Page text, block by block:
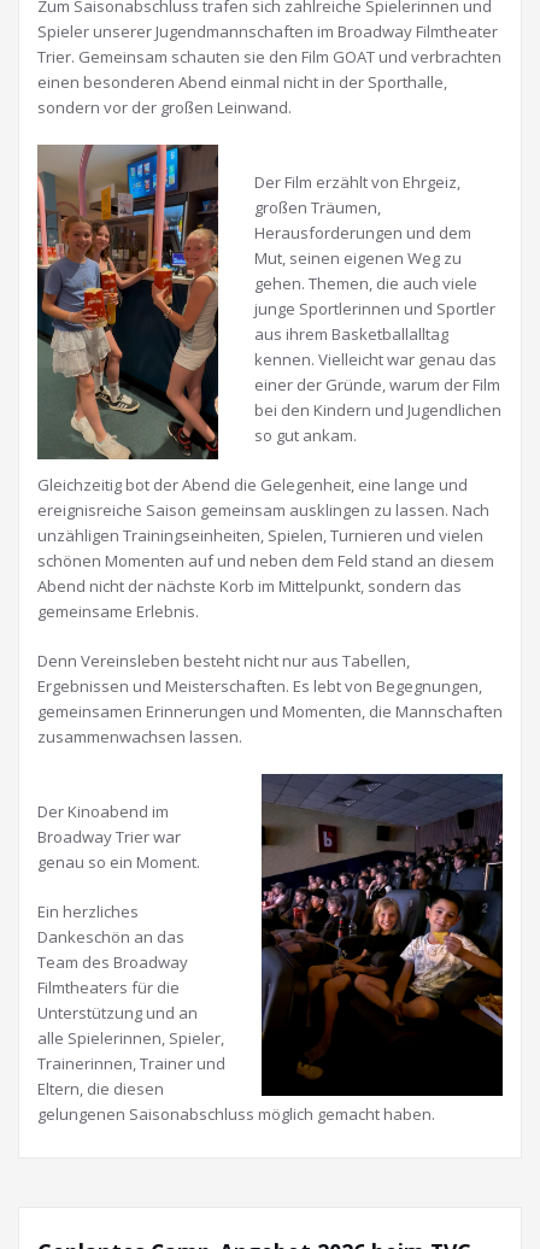
Zum Saisonabschluss trafen sich zahlreiche Spielerinnen und
Spieler unserer Jugendmannschaften im Broadway Filmtheater
Trier. Gemeinsam schauten sie den Film GOAT und verbrachten
einen besonderen Abend einmal nicht in der Sporthalle,
sondern vor der großen Leinwand.
Der Film erzählt von Ehrgeiz,
großen Träumen,
Herausforderungen und dem
Mut, seinen eigenen Weg zu
gehen. Themen, die auch viele
junge Sportlerinnen und Sportler
aus ihrem Basketballalltag
kennen. Vielleicht war genau das
einer der Gründe, warum der Film
bei den Kindern und Jugendlichen
so gut ankam.
Gleichzeitig bot der Abend die Gelegenheit, eine lange und
ereignisreiche Saison gemeinsam ausklingen zu lassen. Nach
unzähligen Trainingseinheiten, Spielen, Turnieren und vielen
schönen Momenten auf und neben dem Feld stand an diesem
Abend nicht der nächste Korb im Mittelpunkt, sondern das
gemeinsame Erlebnis.
Denn Vereinsleben besteht nicht nur aus Tabellen,
Ergebnissen und Meisterschaften. Es lebt von Begegnungen,
gemeinsamen Erinnerungen und Momenten, die Mannschaften
zusammenwachsen lassen.
Der Kinoabend im
Broadway Trier war
genau so ein Moment.
Ein herzliches
Dankeschön an das
Team des Broadway
Filmtheaters für die
Unterstützung und an
alle Spielerinnen, Spieler,
Trainerinnen, Trainer und
Eltern, die diesen
gelungenen Saisonabschluss möglich gemacht haben.